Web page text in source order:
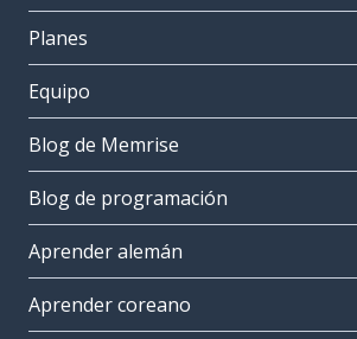
Planes
Equipo
Blog de Memrise
Blog de programación
Aprender alemán
Aprender coreano